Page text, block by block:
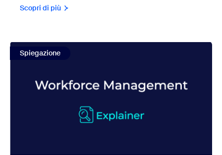
Scopri di più
view Spiegazione di WFM
Spiegazione